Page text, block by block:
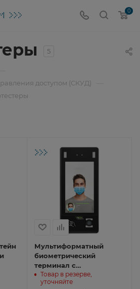
0
5
доступом (СКУД)
Мультиформатный
биометрический
терминал с
распознаванием лиц G4
Pro
Товар в резерве,
уточняйте